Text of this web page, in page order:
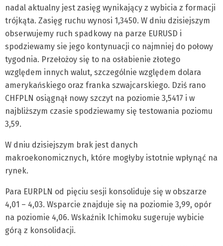
nadal aktualny jest zasięg wynikający z wybicia z formacji
trójkąta. Zasięg ruchu wynosi 1,3450. W dniu dzisiejszym
obserwujemy ruch spadkowy na parze EURUSD i
spodziewamy sie jego kontynuacji co najmniej do połowy
tygodnia. Przełożoy się to na osłabienie złotego
względem innych walut, szczególnie względem dolara
amerykańskiego oraz franka szwajcarskiego. Dziś rano
CHFPLN osiągnął nowy szczyt na poziomie 3,5417 i w
najbliższym czasie spodziewamy się testowania poziomu
3,59.
W dniu dzisiejszym brak jest danych
makroekonomicznych, które mogłyby istotnie wpłynąć na
rynek.
Para EURPLN od pięciu sesji konsoliduje się w obszarze
4,01 – 4,03. Wsparcie znajduje się na poziomie 3,99, opór
na poziomie 4,06. Wskaźnik Ichimoku sugeruje wybicie
górą z konsolidacji.